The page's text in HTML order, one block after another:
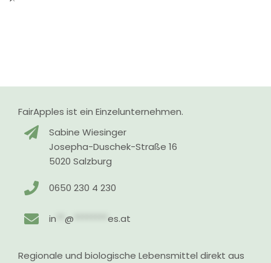
FairApples ist ein Einzelunternehmen.
Sabine Wiesinger
Josepha-Duschek-Straße 16
5020 Salzburg
0650 230 4 230
in **@ ********es.at
Regionale und biologische Lebensmittel direkt aus